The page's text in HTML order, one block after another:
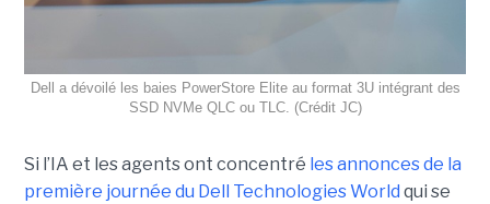
Dell a dévoilé les baies PowerStore Elite au format 3U intégrant des
SSD NVMe QLC ou TLC. (Crédit JC)
Si l’IA et les agents ont concentré les annonces de la
première journée du Dell Technologies World qui se